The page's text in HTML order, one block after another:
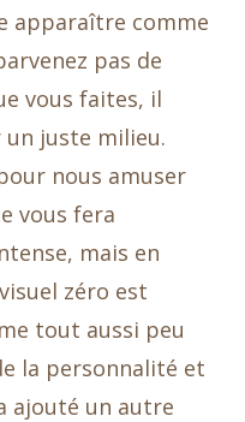
apparaître comme
pas de
vous faites, il
un juste milieu.
nous amuser
vous fera
mais en
zéro est
tout aussi peu
la personnalité et
ajouté un autre